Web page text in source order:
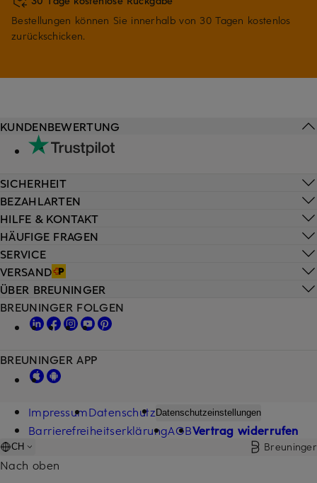
Bestellungen können Sie innerhalb von 30 Tagen kostenlos
zurückschicken.
HILFE & KONTAKT
HÄUFIGE FRAGEN
SERVICE
VERSAND
KUNDENBEWERTUNG
SICHERHEIT
BEZAHLARTEN
ÜBER BREUNINGER
BREUNINGER FOLGEN
BREUNINGER APP
ImpressumDatenschutzDatenschutzeinstellungen
BarrierefreiheitserklärungAGBVertrag widerrufen
CH Breuninger
Nach oben